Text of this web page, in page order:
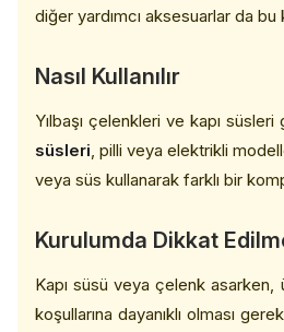
diğer yardımcı aksesuarlar da
Nasıl Kullanılır
Yılbaşı çelenkleri ve kapı süsleri
süsleri, pilli veya elektrikli
veya süs kullanarak farklı bir
Kurulumda Dikkat
Kapı süsü veya çelenk asarken,
koşullarına dayanıklı olması